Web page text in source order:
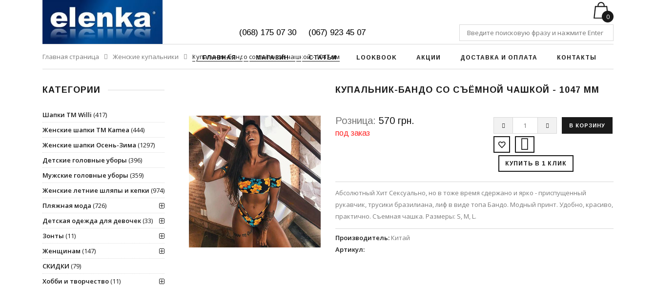
(068) 175 07 30 (067) 923 45 07
0
ГЛАВНАЯ МАГАЗИН СТАТЬИ LOOKBOOK АКЦИИ ДОСТАВКА И ОПЛАТА КОНТАКТЫ
Главная страница Женские купальники Купальник-бандо со съёмной чашкой - 1047 мм
КУПАЛЬНИК-БАНДО СО СЪЁМНОЙ ЧАШКОЙ - 1047 ММ
Розница: 570 грн.
под заказ
КУПИТЬ В 1 КЛИК
Абсолютный Хит Сексуально, но в тоже время сдержано и ярко - приспущенный
рукавчик, трусики бразилиана, лиф в виде топа Бандо. Модный принт. Удобно, красиво,
практично. Съемная чашка. Размеры: S, M, L.
Производитель: Китай
Артикул:
КАТЕГОРИИ
Шапки ТМ Willi (417)
Женские шапки ТМ Kamea (444)
Женские шапки Осень-Зима (1297)
Детские головные уборы (396)
Мужские головные уборы (359)
Женские летние шляпы и кепки (974)
Пляжная мода (726)
Детская одежда для девочек(33)
Зонты (11)
Женщинам (147)
СКИДКИ (79)
Хобби и творчество(11)